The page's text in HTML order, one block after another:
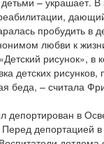
пробудить в
любви к
рисунок», в
детских
беда, – считала
депортирован в
депортацией